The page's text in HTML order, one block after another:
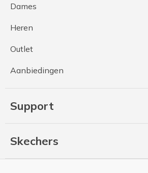
Dames
Heren
Outlet
Aanbiedingen
Support
Skechers